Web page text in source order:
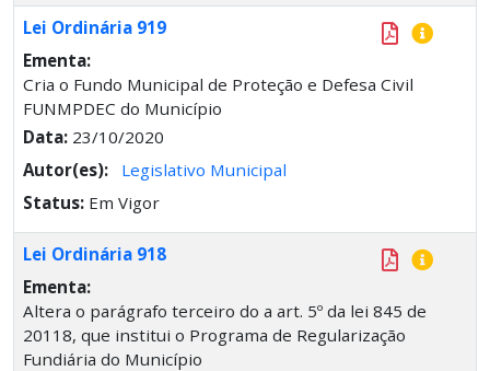
Lei Ordinária 919
Ementa:
Cria o Fundo Municipal de Proteção e Defesa Civil
FUNMPDEC do Município
Data: 23/10/2020
Autor(es):
Legislativo Municipal
Status: Em Vigor
Lei Ordinária 918
Ementa:
Altera o parágrafo terceiro do a art. 5º da lei 845 de
20118, que institui o Programa de Regularização
Fundiária do Município